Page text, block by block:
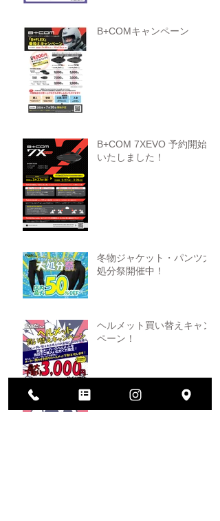
B+COMキャンペーン
B+COM 7XEVO 予約開始
いたしました！
冬物ジャケット・パンツ大
処分祭開催中！
ヘルメット買い替えキャン
ペーン！